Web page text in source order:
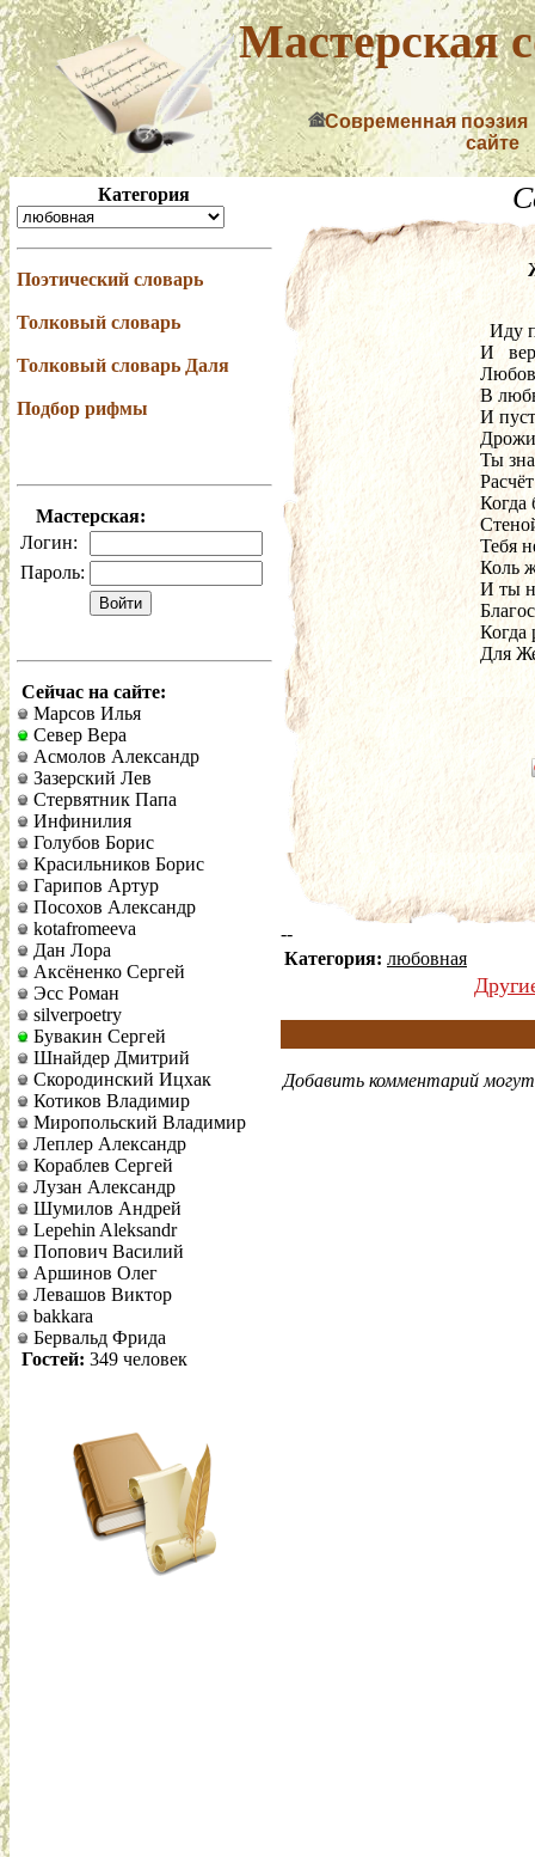
Мастерская
Современная поэзия
сайте
Категория
Поэтический словарь
Толковый словарь
Толковый словарь Даля
Подбор рифмы
Мастерская:
Логин:
Пароль:
Сейчас на сайте:
Марсов Илья
Север Вера
Асмолов Александр
Зазерский Лев
Стервятник Папа
Инфинилия
Голубов Борис
Красильников Борис
Гарипов Артур
Посохов Александр
kotafromeeva
Дан Лора
Аксёненко Сергей
Эсс Роман
silverpoetry
Бувакин Сергей
Шнайдер Дмитрий
Скородинский Ицхак
Котиков Владимир
Миропольский Владимир
Леплер Александр
Кораблев Сергей
Лузан Александр
Шумилов Андрей
Lepehin Aleksandr
Попович Василий
Аршинов Олег
Левашов Виктор
bakkara
Бервальд Фрида
Гостей: 349 человек
И
В
И
Ты
Когда
Тебя
Коль
И ты
Когда
Для
--
Категория: любовная
Добавить комментарий